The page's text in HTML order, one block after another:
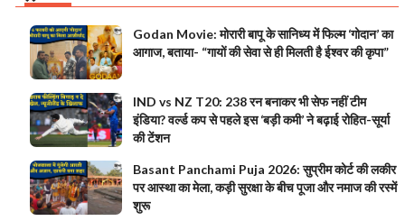
Godan Movie: मोरारी बापू के सानिध्य में फिल्म ‘गोदान’ का
आगाज, बताया- “गायों की सेवा से ही मिलती है ईश्वर की कृपा”
IND vs NZ T20: 238 रन बनाकर भी सेफ नहीं टीम
इंडिया? वर्ल्ड कप से पहले इस ‘बड़ी कमी’ ने बढ़ाई रोहित-सूर्या
की टेंशन
Basant Panchami Puja 2026: सुप्रीम कोर्ट की लकीर
पर आस्था का मेला, कड़ी सुरक्षा के बीच पूजा और नमाज की रस्में
शुरू